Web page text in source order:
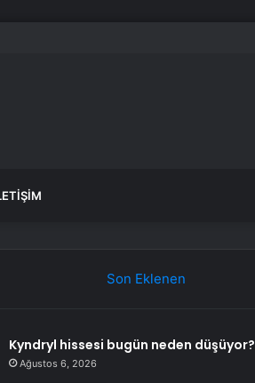
üstüne yeni bir hayat kurmaktır”
Son Eklenen
Kyndryl hissesi bugün neden düşüyor?
Ağustos 6, 2026